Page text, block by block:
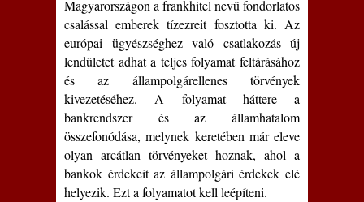
Magyarországon a frankhitel nevű fondorlatos
csalással emberek tízezreit fosztotta ki. Az
európai ügyészséghez való csatlakozás új
lendületet adhat a teljes folyamat feltárásához
és az állampolgárellenes törvények
kivezetéséhez. A folyamat háttere a
bankrendszer és az államhatalom
összefonódása, melynek keretében már eleve
olyan arcátlan törvényeket hoznak, ahol a
bankok érdekeit az állampolgári érdekek elé
helyezik. Ezt a folyamatot kell leépíteni.